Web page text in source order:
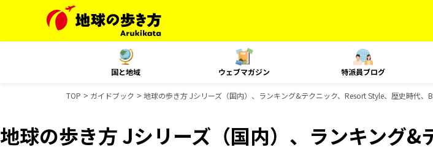
国と地域 ウェブマガジン 特派員ブログ
TOP ガイドブック 地球の歩き方 Jシリーズ（国内）、ランキング&テクニック、Resort Style、歴史時代、
地球の歩き方 Jシリーズ（国内）、ランキング&